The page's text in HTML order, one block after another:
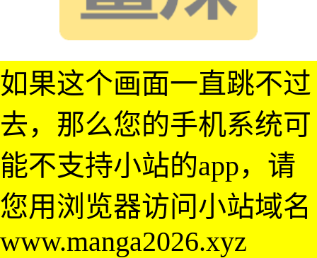
如果这个画面一直跳不过
去，那么您的手机系统可
能不支持小站的app，请
您用浏览器访问小站域名
www.manga2026.xyz